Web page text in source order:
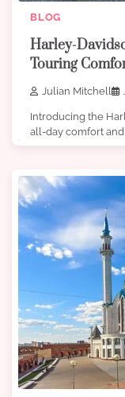
BLOG
Harley-
Touring
Julian Mitchell
Introducing the
all-day comfort and